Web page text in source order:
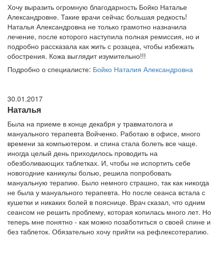
Хочу выразить огромную благодарность Бойко Наталье
Александровне. Такие врачи сейчас большая редкость!
Наталья Александровна не только грамотно назначила
лечение, после которого наступила полная ремиссия, но и
подробно рассказала как жить с розацеа, чтобы избежать
обострения. Кожа выглядит изумительно!!!
Подробно о специалисте: Бойко Наталия Александровна
30.01.2017
Наталья
Была на приеме в конце декабря у травматолога и
мануального терапевта Войченко. Работаю в офисе, много
времени за компьютером. и спина стала болеть все чаще.
иногда целый день приходилось проводить на
обезболивающих таблетках. И, чтобы не испортить себе
новогодние каникулы болью, решила попробовать
мануальную терапию. Было немного страшно, так как никогда
не была у мануального терапевта. Но после сеанса встала с
кушетки и никаких болей в пояснице. Врач сказал, что одним
сеансом не решить проблему, которая копилась много лет. Но
теперь мне понятно - как можно позаботиться о своей спине и
без таблеток. Обязательно хочу прийти на рефлексотерапию.